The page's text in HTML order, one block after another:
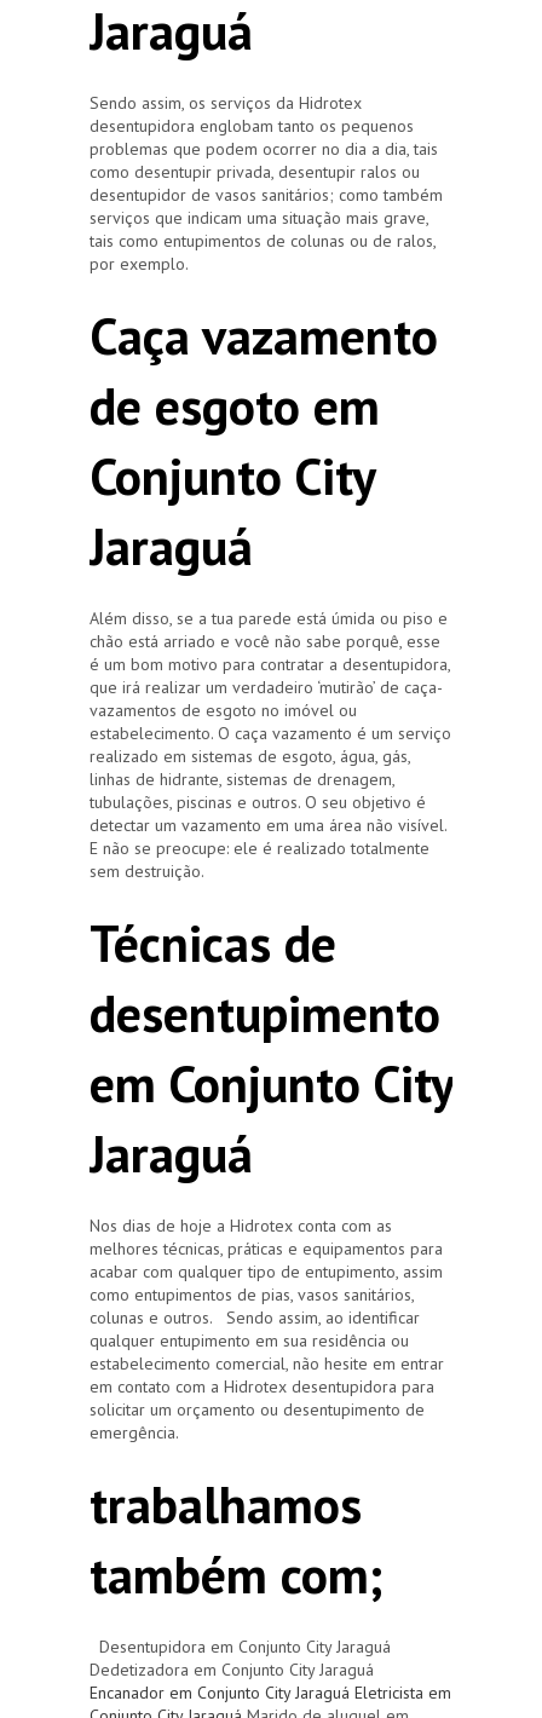
Jaraguá
Sendo assim, os serviços da Hidrotex
desentupidora englobam tanto os pequenos
problemas que podem ocorrer no dia a dia, tais
como desentupir privada, desentupir ralos ou
desentupidor de vasos sanitários; como também
serviços que indicam uma situação mais grave,
tais como entupimentos de colunas ou de ralos,
por exemplo.
Caça vazamento
de esgoto em
Conjunto City
Jaraguá
Além disso, se a tua parede está úmida ou piso e
chão está arriado e você não sabe porquê, esse
é um bom motivo para contratar a desentupidora,
que irá realizar um verdadeiro ‘mutirão’ de caça-
vazamentos de esgoto no imóvel ou
estabelecimento. O caça vazamento é um serviço
realizado em sistemas de esgoto, água, gás,
linhas de hidrante, sistemas de drenagem,
tubulações, piscinas e outros. O seu objetivo é
detectar um vazamento em uma área não visível.
E não se preocupe: ele é realizado totalmente
sem destruição.
Técnicas de
desentupimento
em Conjunto City
Jaraguá
Nos dias de hoje a Hidrotex conta com as
melhores técnicas, práticas e equipamentos para
acabar com qualquer tipo de entupimento, assim
como entupimentos de pias, vasos sanitários,
colunas e outros. Sendo assim, ao identificar
qualquer entupimento em sua residência ou
estabelecimento comercial, não hesite em entrar
em contato com a Hidrotex desentupidora para
solicitar um orçamento ou desentupimento de
emergência.
trabalhamos
também com;
Desentupidora em Conjunto City Jaraguá
Dedetizadora em Conjunto City Jaraguá
Encanador em Conjunto City Jaraguá Eletricista em